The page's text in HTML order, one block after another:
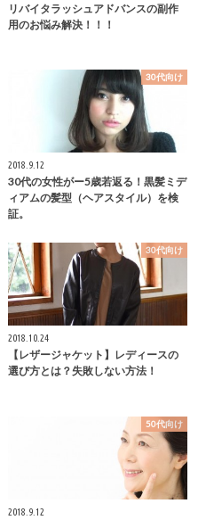
リバイタラッシュアドバンスの副作
用のお悩み解決！！！
30代向け
2018.9.12
30代の女性がー5歳若返る！黒髪ミデ
ィアムの髪型（ヘアスタイル）を検
証。
30代向け
2018.10.24
【レザージャケット】レディースの
選び方とは？失敗しない方法！
50代向け
2018.9.12